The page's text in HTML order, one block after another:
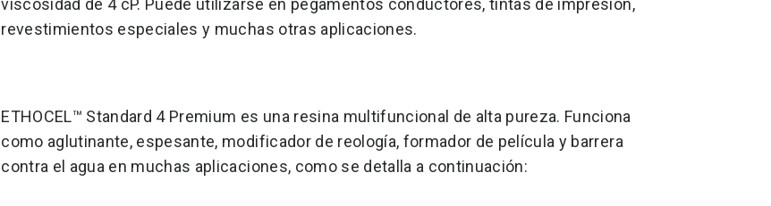
viscosidad de 4 cP. Puede utilizarse en pegamentos conductores, tintas de impresión,
revestimientos especiales y muchas otras aplicaciones.
ETHOCEL™ Standard 4 Premium es una resina multifuncional de alta pureza. Funciona
como aglutinante, espesante, modificador de reología, formador de película y barrera
contra el agua en muchas aplicaciones, como se detalla a continuación: